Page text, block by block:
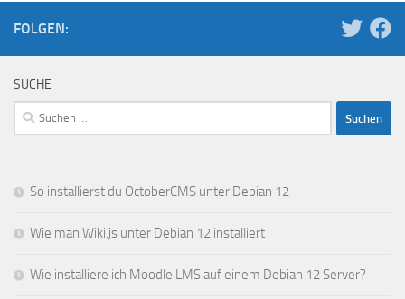
FOLGEN:
SUCHE
Suchen
nach:
So installierst du OctoberCMS unter Debian 12
Wie man Wiki.js unter Debian 12 installiert
Wie installiere ich Moodle LMS auf einem Debian 12 Server?